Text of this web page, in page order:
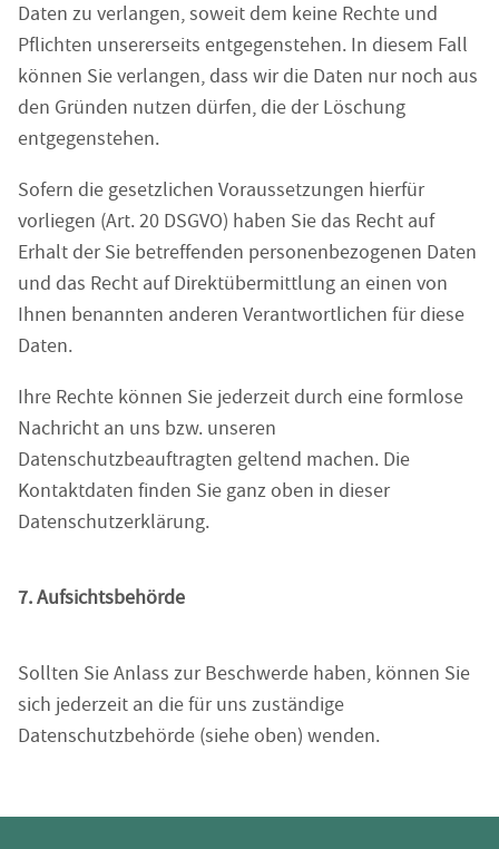
Daten zu verlangen, soweit dem keine Rechte und
Pflichten unsererseits entgegenstehen. In diesem Fall
können Sie verlangen, dass wir die Daten nur noch aus
den Gründen nutzen dürfen, die der Löschung
entgegenstehen.
Sofern die gesetzlichen Voraussetzungen hierfür
vorliegen (Art. 20 DSGVO) haben Sie das Recht auf
Erhalt der Sie betreffenden personenbezogenen Daten
und das Recht auf Direktübermittlung an einen von
Ihnen benannten anderen Verantwortlichen für diese
Daten.
Ihre Rechte können Sie jederzeit durch eine formlose
Nachricht an uns bzw. unseren
Datenschutzbeauftragten geltend machen. Die
Kontaktdaten finden Sie ganz oben in dieser
Datenschutzerklärung.
7. Aufsichtsbehörde
Sollten Sie Anlass zur Beschwerde haben, können Sie
sich jederzeit an die für uns zuständige
Datenschutzbehörde (siehe oben) wenden.